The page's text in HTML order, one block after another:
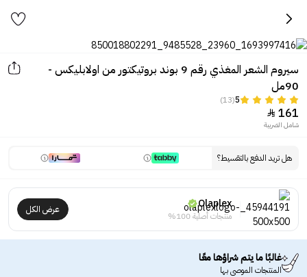
سيروم الشعر المغذي رقم 9 بوند بروتيكتور من اولابليكس -
90مل
5
(13)
161

شامل الضريبة
هل تريد الدفع بالتقسيط؟
Olaplex
منتجات أصلية 100%
عرض الكل
غالبًا ما يتم شراؤها معًا
المنتجات الموصى بها